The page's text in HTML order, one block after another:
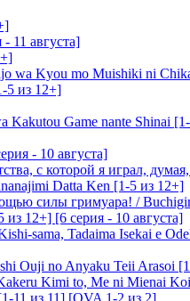
11 августа]
wa Kyou mo Muishiki ni
5 из 12+]
Game nante Shinai
- 10 августа]
с которой я играл,
Datta Ken [1-5 из 12+]
силы гримуара! /
12+] [6 серия - 10 августа]
sama, Tadaima Isekai e
Ouji no Anyaku Teii Arasoi
Kimi to, Me ni Mienai
11 из 11] [OVA 1-2 из 2]